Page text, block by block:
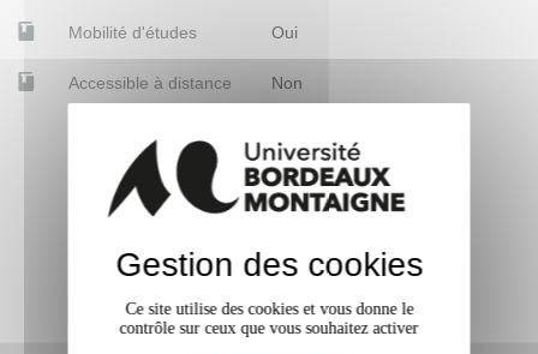
Mobilité d'études Oui
Accessible à distance Non
Gestion des cookies
Ce site utilise des cookies et vous donne le
contrôle sur ceux que vous souhaitez activer